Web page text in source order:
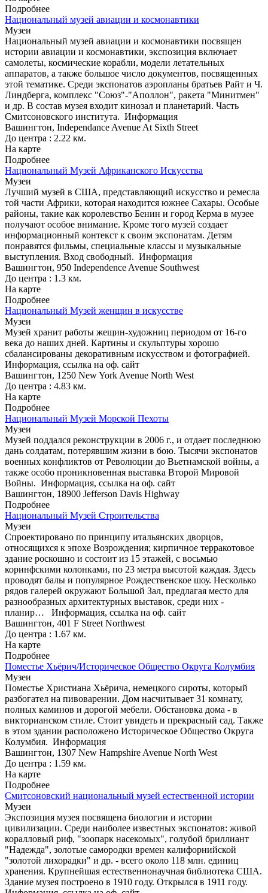
Подробнее
Национальный музей авиации и космонавтики
Музеи
Национальный музей авиации и космонавтики посвящен
истории авиации и космонавтики, экспозиция включает
самолеты, космические корабли, модели летательных
аппаратов, а также большое число документов, посвященных
этой тематике. Среди экспонатов аэропланы братьев Райт и Ч.
Линдберга, комплекс "Союз"-"Аполлон", ракета "Минитмен"
и др. В состав музея входит кинозал и планетарий. Часть
Смитсоновского института. Информация
Вашингтон, Independance Avenue At Sixth Street
До центра : 2.22 км.
На карте
Подробнее
Национальный Музей Африканского Искусства
Музеи
Лучший музей в США, представляющий искусство и ремесла
той части Африки, которая находится южнее Сахары. Особые
районы, такие как королевство Бенин и город Керма в музее
получают особое внимание. Кроме того музей создает
информационный контекст к своим экспонатам. Детям
понравятся фильмы, специальные классы и музыкальные
выступления. Вход свободный. Информация
Вашингтон, 950 Independence Avenue Southwest
До центра : 1.3 км.
На карте
Подробнее
Национальный Музей женщин в искусстве
Музеи
Музей хранит работы жещин-художниц периодом от 16-го
века до наших дней. Картины и скульптуры хорошо
сбалансированы декоративным искусством и фотографией.
Информация, ссылка на оф. сайт
Вашингтон, 1250 New York Avenue North West
До центра : 4.83 км.
На карте
Подробнее
Национальный Музей Морской Пехоты
Музеи
Музей поддался реконструкции в 2006 г., и отдает последнюю
дань солдатам, потерявшим жизни в бою. Тысячи экспонатов
военных конфликтов от Революции до Вьетнамской войны, а
также особо проникновенная выставка Второй Мировой
Войны. Информация, ссылка на оф. сайт
Вашингтон, 18900 Jefferson Davis Highway
Подробнее
Национальный Музей Строительства
Музеи
Спроектировано по принципу итальянских дворцов,
относящихся к эпохе Возрождения; кирпичное терракотовое
здание роскошно и состоит из 15 этажей, с восьмью
коринфскими колонками, по 23 метра высотой каждая. Здесь
проводят балы и популярное Рождественское шоу. Несколько
рядов галерей окружают Большой Зал, предлагая место для
разнообразных архитектурных выставок, среди них -
планир… Информация, ссылка на оф. сайт
Вашингтон, 401 F Street Northwest
До центра : 1.67 км.
На карте
Подробнее
Поместье Хьёрич/Историческое Общество Округа Колумбия
Музеи
Поместье Христиана Хьёрича, немецкого сироты, который
разбогател на пивоварении. Дом насчитывает 31 комнату,
полных каминов и дорогой мебели. Обстановка дома - в
викторианском стиле. Стоит увидеть и прекрасный сад. Также
в этом здании расположено Историческое Общество Округа
Колумбия. Информация
Вашингтон, 1307 New Hampshire Avenue North West
До центра : 1.59 км.
На карте
Подробнее
Смитсоновский национальный музей естественной истории
Музеи
Экспозиция музея посвящена биологии и истории
цивилизации. Среди наиболее известных экспонатов: живой
коралловый риф, "зоопарк насекомых", голубой бриллиант
"Надежда", золотые самородки времен калифорнийской
"золотой лихорадки" и др. - всего около 118 млн. единиц
хранения. Крупнейшая естественнонаучная библиотека США.
Здание музея построено в 1910 году. Открылся в 1911 году.